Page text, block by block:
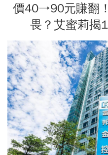
價40→90元賺翻
畏？艾蜜莉揭